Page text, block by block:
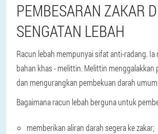
PEMBESARAN ZAKAR
SENGATAN LEBAH
Racun lebah mempunyai sifat anti-radang.
bahan khas - melittin. Melittin menggalakkan
dan mengurangkan pembekuan darah
Bagaimana racun lebah berguna untuk
memberikan aliran darah segera ke zakar;